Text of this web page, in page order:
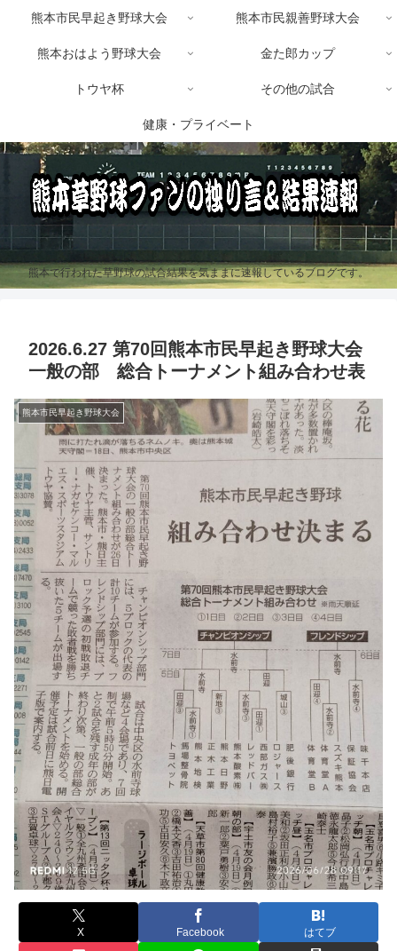
熊本で行われた草野球の試合結果を気ままに速報しているブログです。
熊本市民早起き野球大会 熊本市民親善野球大会
熊本おはよう野球大会 金た郎カップ
トウヤ杯 その他の試合
健康・プライベート
2026.6.27 第70回熊本市民早起き野球大会
一般の部 総合トーナメント組み合わせ表
熊本市民早起き野球大会
X Facebook はてブ